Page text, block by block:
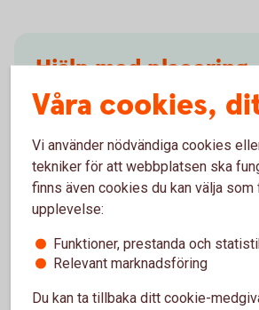
Hjälp med placering
Placera dinpension
Möjliga investeringar i
Besök oss
Välkommen till ett av våra kontor så
Våra cookies,
Vi använder nödvändiga cookies
tekniker för att webbplatsen ska
finns även cookies du kan välja som
upplevelse:
Funktioner, prestanda och
Relevant marknadsföring
Du kan ta tillbaka ditt cookie-